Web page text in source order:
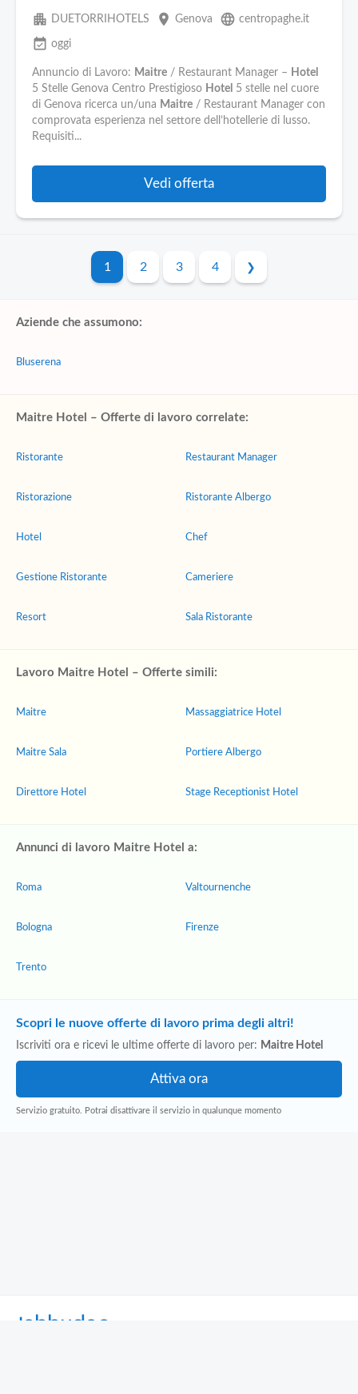
apartment DUETORRIHOTELS place Genova language centropaghe.it
event_available oggi
Annuncio di Lavoro: Maitre / Restaurant Manager – Hotel
5 Stelle Genova Centro Prestigioso Hotel 5 stelle nel cuore
di Genova ricerca un/una Maitre / Restaurant Manager con
comprovata esperienza nel settore dell’hotellerie di lusso.
Requisiti...
Vedi offerta
1 2 3 4
Aziende che assumono:
Bluserena
Maitre Hotel – Offerte di lavoro correlate:
Ristorante
Ristorazione
Hotel
Gestione Ristorante
Resort
Restaurant Manager
Ristorante Albergo
Chef
Cameriere
Sala Ristorante
Lavoro Maitre Hotel – Offerte simili:
Maitre
Maitre Sala
Direttore Hotel
Massaggiatrice Hotel
Portiere Albergo
Stage Receptionist Hotel
Annunci di lavoro Maitre Hotel a:
Roma
Bologna
Trento
Valtournenche
Firenze
Scopri le nuove offerte di lavoro prima degli altri!
Iscriviti ora e ricevi le ultime offerte di lavoro per: Maitre Hotel
Servizio gratuito. Potrai disattivare il servizio in qualunque momento
Jobbydoo